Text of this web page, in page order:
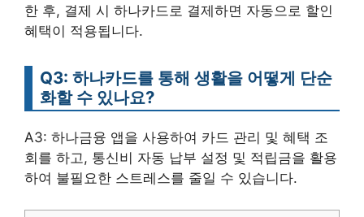
한 후, 결제 시 하나카드로 결제하면 자동으로 할인
혜택이 적용됩니다.
Q3: 하나카드를 통해 생활을 어떻게 단순
화할 수 있나요?
A3: 하나금융 앱을 사용하여 카드 관리 및 혜택 조
회를 하고, 통신비 자동 납부 설정 및 적립금을 활용
하여 불필요한 스트레스를 줄일 수 있습니다.